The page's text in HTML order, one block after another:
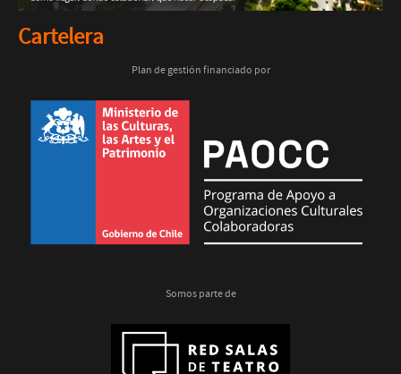
Cartelera
Plan de gestión financiado por
Somos parte de